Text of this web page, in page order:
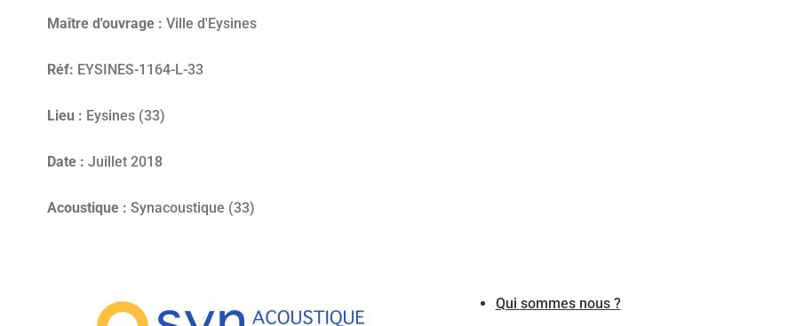
Maître d'ouvrage : Ville d'Eysines
Réf: EYSINES-1164-L-33
Lieu : Eysines (33)
Date : Juillet 2018
Acoustique : Synacoustique (33)
Qui sommes nous ?